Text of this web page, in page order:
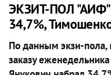
ЭКЗИТ-ПОЛ
34,7%,
По данным экзи-пола,
заказу